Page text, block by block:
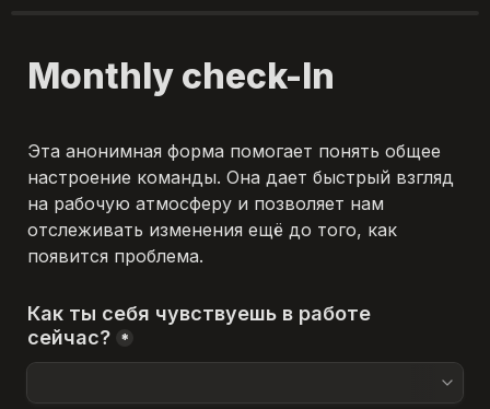
Monthly check-In
Эта анонимная форма помогает понять общее
настроение команды. Она дает быстрый взгляд
на рабочую атмосферу и позволяет нам
отслеживать изменения ещё до того, как
появится проблема.
Как ты себя чувствуешь в работе
сейчас? *